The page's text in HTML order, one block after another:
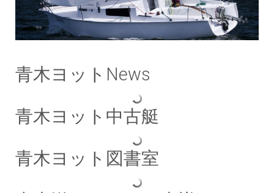
青木ヨットNews
青木ヨット中古艇
青木ヨット図書室